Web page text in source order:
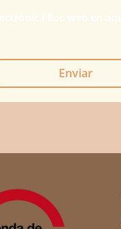
Enviar